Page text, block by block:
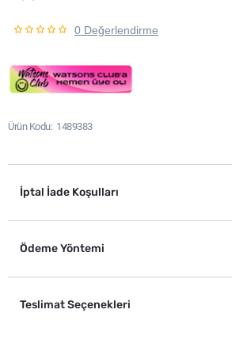
0 Değerlendirme
Ürün Kodu 1489383
İptal İade Koşulları
Ödeme Yöntemi
Teslimat Seçenekleri